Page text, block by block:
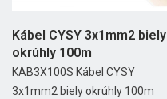
Kábel CYSY 3x1mm2 biely
okrúhly 100m
KAB3X100S Kábel CYSY
3x1mm2 biely okrúhly 100m